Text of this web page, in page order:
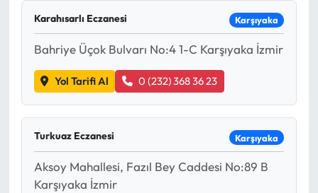
Karahısarlı Eczanesi Karşıyaka
Bahriye Üçok Bulvarı No:4 1-C Karşıyaka İzmir
Yol Tarifi Al 0 (232) 368 36 23
Turkuaz Eczanesi Karşıyaka
Aksoy Mahallesi, Fazıl Bey Caddesi No:89 B
Karşıyaka İzmir